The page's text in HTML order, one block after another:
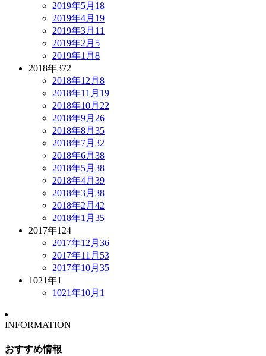
2019年5月 18
2019年4月 19
2019年3月 11
2019年2月 5
2019年1月 8
2018年372
2018年12月 8
2018年11月 19
2018年10月 22
2018年9月 26
2018年8月 35
2018年7月 32
2018年6月 38
2018年5月 38
2018年4月 39
2018年3月 38
2018年2月 42
2018年1月 35
2017年124
2017年12月 36
2017年11月 53
2017年10月 35
1021年1
1021年10月 1
INFORMATION
おすすめ情報